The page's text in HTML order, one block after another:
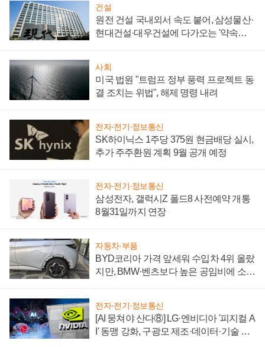
건설
원전 건설 국내외서 속도 붙어, 삼성물산·
현대건설·대우건설에 다가오는 '약속의
사회
미국 법원 "트럼프 정부 풍력 프로젝트 동
결 조치는 위법", 해제 명령 내려
전자·전기·정보통신
SK하이닉스 1주당 375원 현금배당 실시,
추가 주주환원 계획 9월 공개 예정
전자·전기·정보통신
삼성전자, 갤럭시Z 폴드8 사전예약 개통
8월31일까지 연장
자동차·부품
BYD코리아 가격 앞세워 수입차 4위 올랐
지만, BMW·벤츠보다 높은 공임비에 소비
전자·전기·정보통신
[AI 뭉쳐야 산다⑧] LG·엔비디아 '피지컬 A
I' 동맹 강화, 구광모 제조·데이터·기술 결